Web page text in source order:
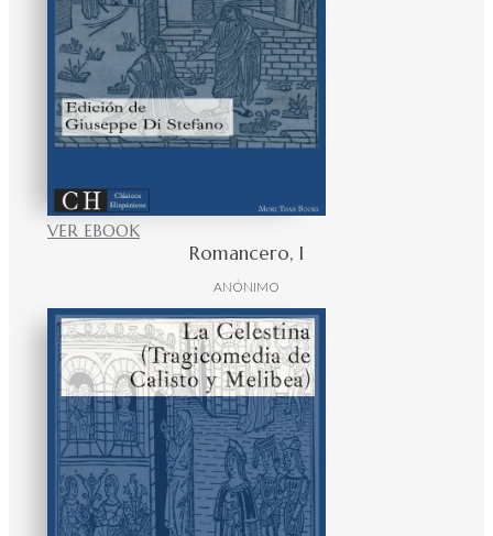
VER EBOOK
Romancero, I
ANÓNIMO